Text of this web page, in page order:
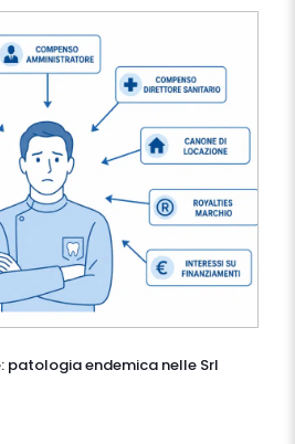
patologia endemica nelle Srl